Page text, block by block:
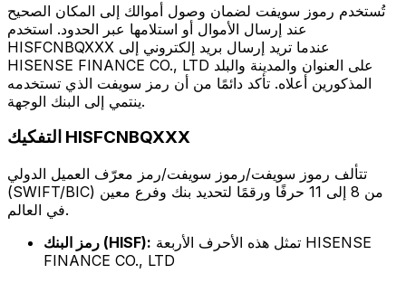
تُستخدم رموز سويفت لضمان وصول أموالك إلى المكان الصحيح
عند إرسال الأموال أو استلامها عبر الحدود. استخدم
HISFCNBQXXX عندما تريد إرسال بريد إلكتروني إلى
HISENSE FINANCE CO., LTD على العنوان والمدينة والبلد
المذكورين أعلاه. تأكد دائمًا من أن رمز سويفت الذي تستخدمه
ينتمي إلى البنك الوجهة.
التفكيك HISFCNBQXXX
تتألف رموز سويفت/رموز سويفت/رمز معرّف العميل الدولي
(SWIFT/BIC) من 8 إلى 11 حرفًا ورقمًا لتحديد بنك وفرع معين
في العالم.
رمز البنك (HISF):
FINANCE CO., LTD